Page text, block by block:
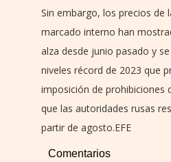
Sin embargo, los precios de
marcado interno han
alza desde junio pasado y
niveles récord de 2023 que
imposición de prohibiciones
que las autoridades rusas
partir de agosto.EFE
Comentarios